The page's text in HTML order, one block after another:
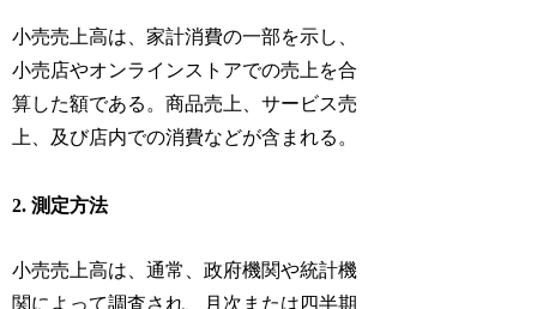
小売売上高は、家計消費の一部を示し、
小売店やオンラインストアでの売上を合
算した額である。商品売上、サービス売
上、及び店内での消費などが含まれる。
2. 測定方法
小売売上高は、通常、政府機関や統計機
関によって調査され、月次または四半期